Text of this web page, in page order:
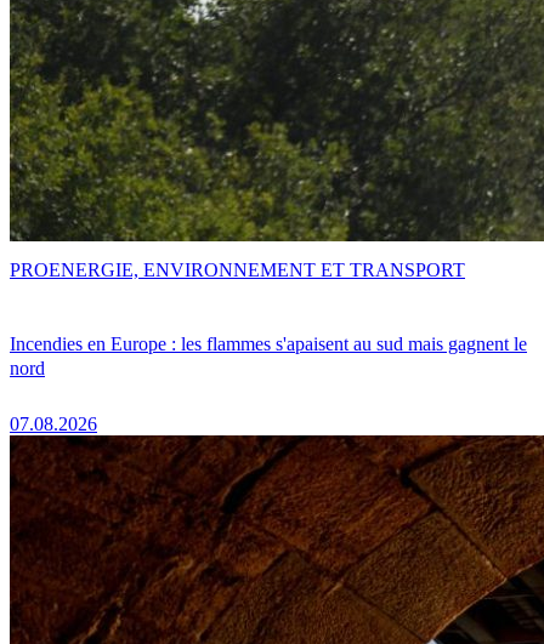
Incendies en Europe : les flammes s'apaisent au sud mais gagnent le
nord
07.08.2026
PROENERGIE, ENVIRONNEMENT ET TRANSPORT